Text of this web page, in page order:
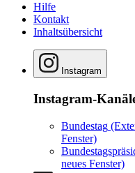
Hilfe
Kontakt
Inhaltsübersicht
Instagram
Instagram-
Bundestag
Fenster)
neues Fenster)